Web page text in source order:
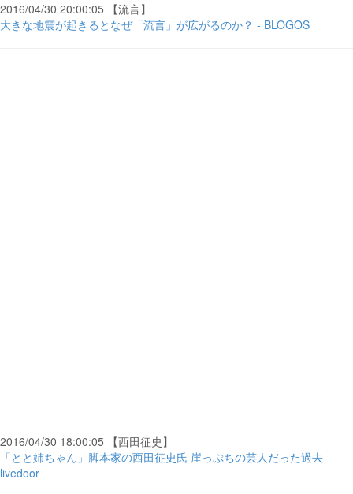
2016/04/30 20:00:05 【流言】
大きな地震が起きるとなぜ「流言」が広がるのか？ - BLOGOS
2016/04/30 18:00:05 【西田征史】
「とと姉ちゃん」脚本家の西田征史氏 崖っぷちの芸人だった過去 -
livedoor